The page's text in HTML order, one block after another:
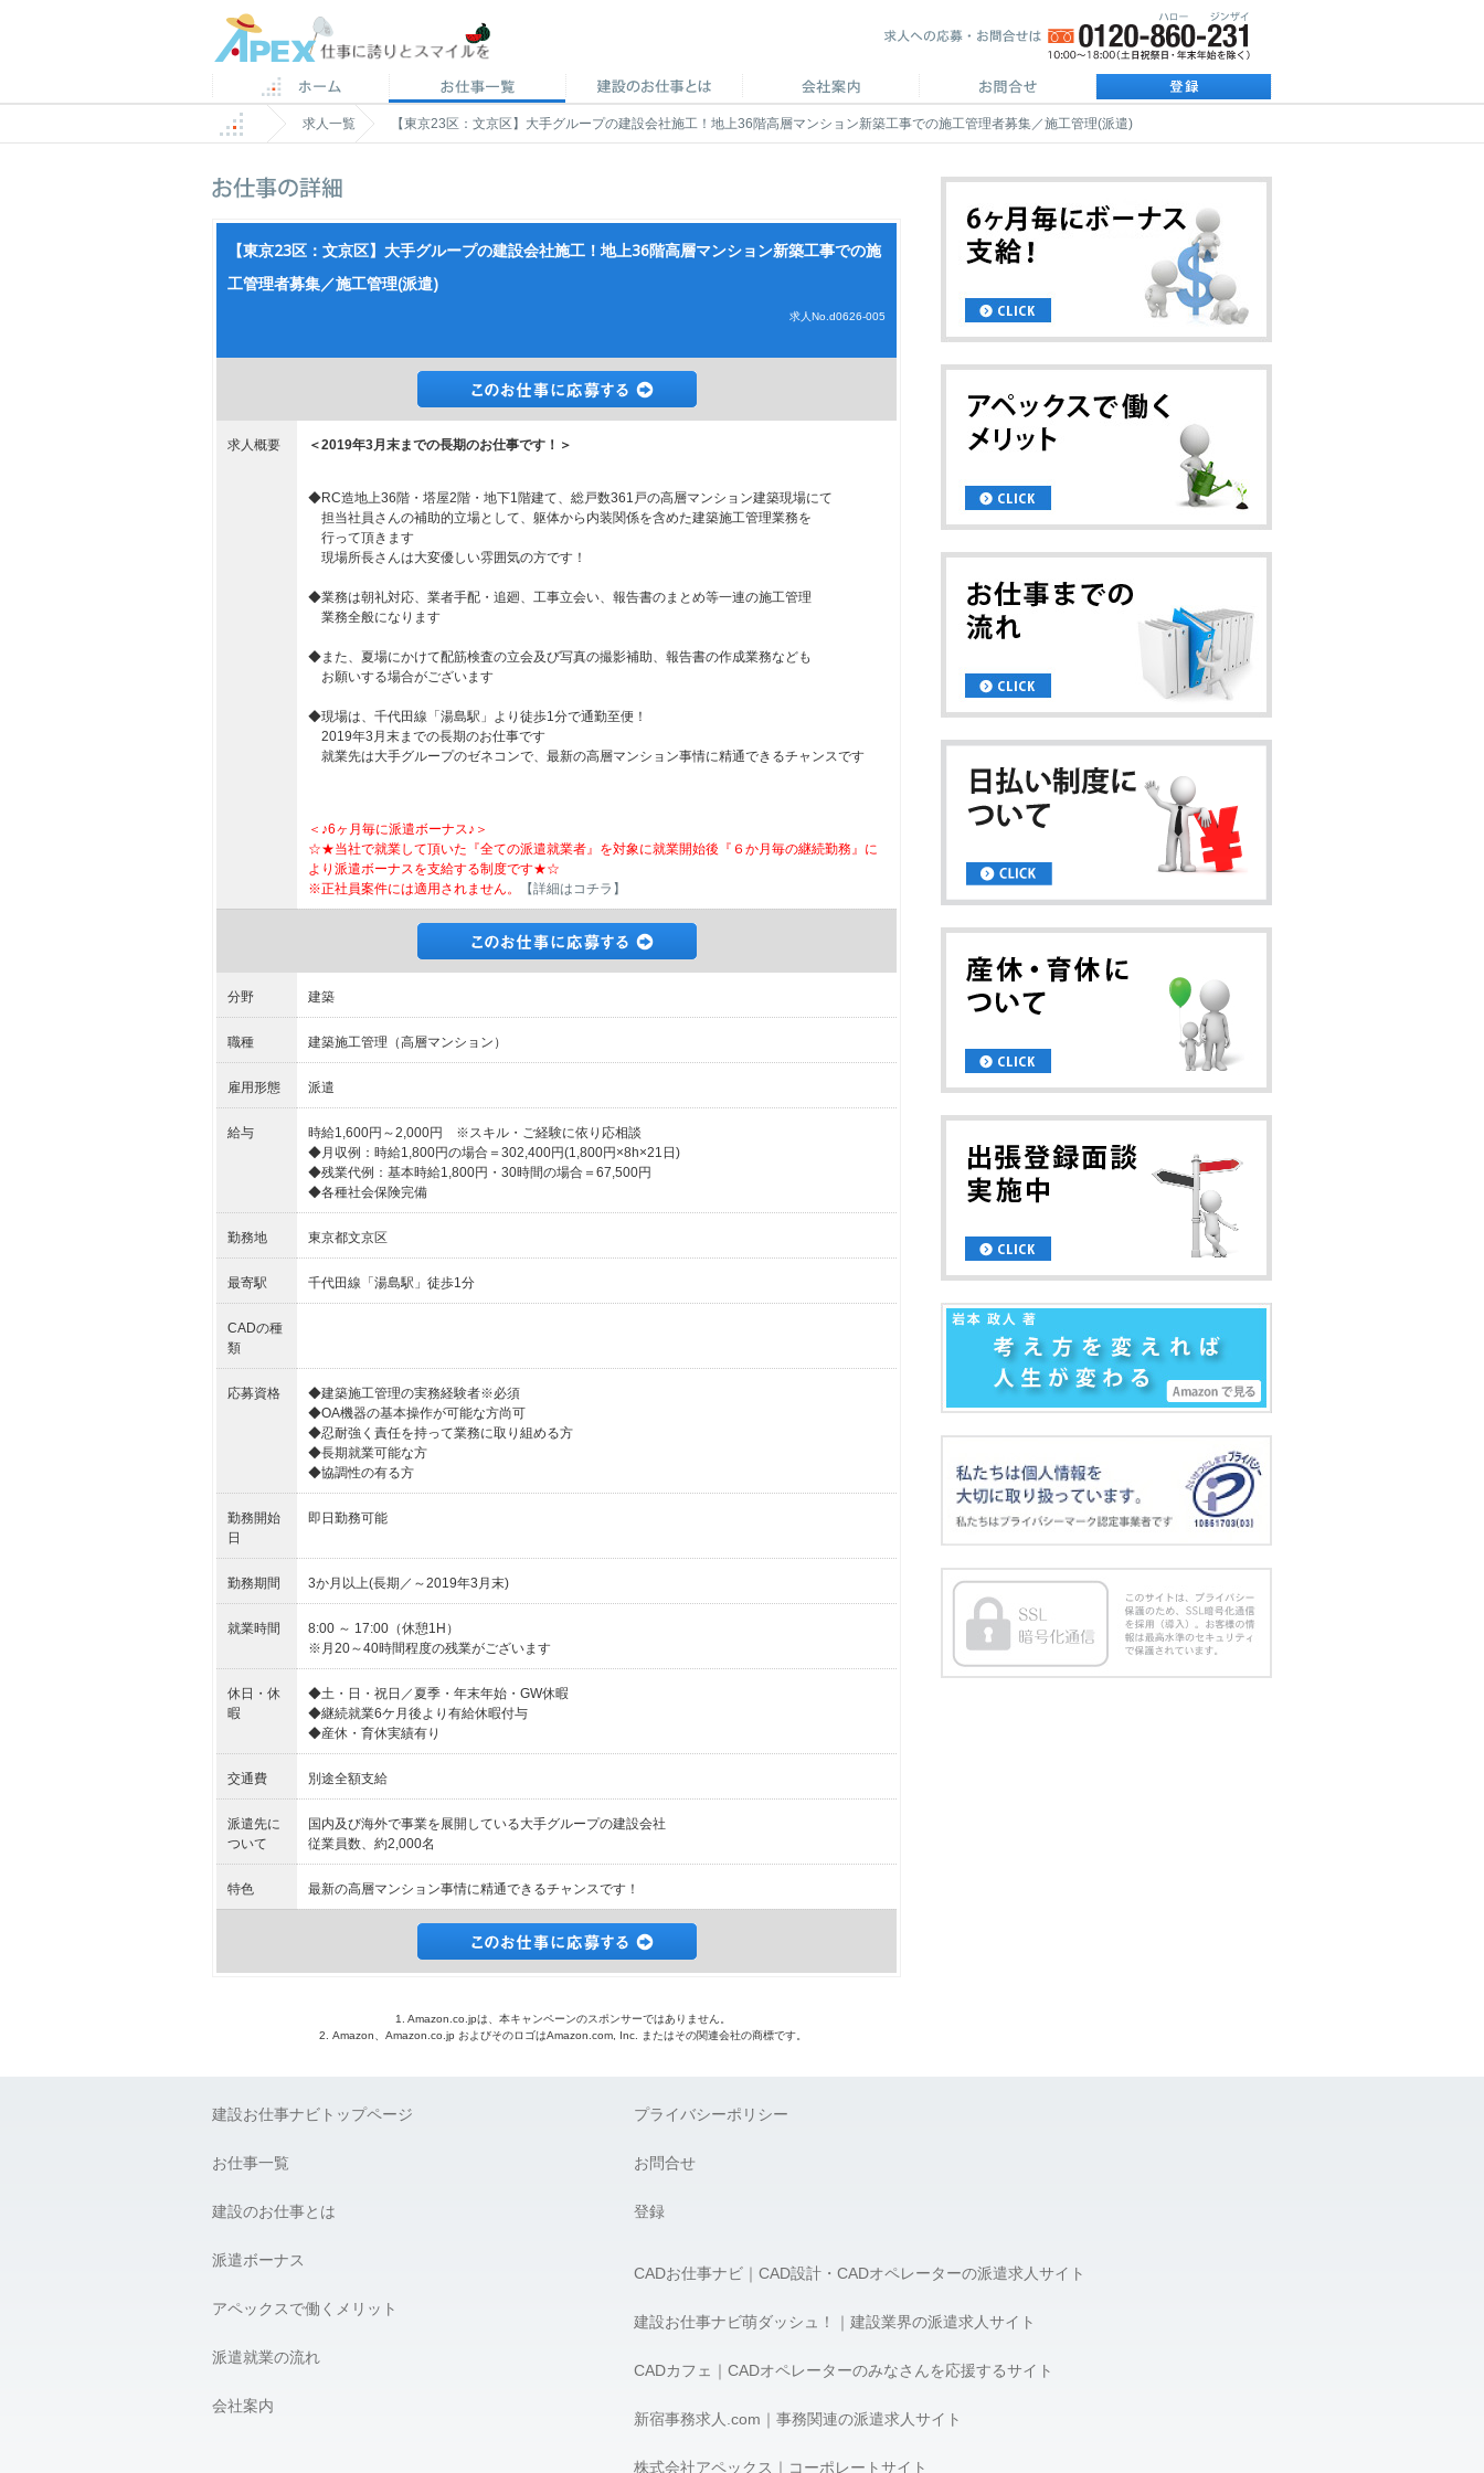
求人一覧 【東京23区：文京区】大手グループの建設会社施工！地上36階高層マンション新築工事での施工管理者募集／施工管理(派遣)
【東京23区：文京区】大手グループの建設会社施工！地上36階高層マンション新築工事での施
工管理者募集／施工管理(派遣)
求人No.d0626-005
求人概要 ＜2019年3月末までの長期のお仕事です！＞
◆RC造地上36階・塔屋2階・地下1階建て、総戸数361戸の高層マンション建築現場にて
担当社員さんの補助的立場として、躯体から内装関係を含めた建築施工管理業務を
行って頂きます
現場所長さんは大変優しい雰囲気の方です！
◆業務は朝礼対応、業者手配・追廻、工事立会い、報告書のまとめ等一連の施工管理
業務全般になります
◆また、夏場にかけて配筋検査の立会及び写真の撮影補助、報告書の作成業務なども
お願いする場合がございます
◆現場は、千代田線「湯島駅」より徒歩1分で通勤至便！
2019年3月末までの長期のお仕事です
就業先は大手グループのゼネコンで、最新の高層マンション事情に精通できるチャンスです
＜♪6ヶ月毎に派遣ボーナス♪＞
☆★当社で就業して頂いた『全ての派遣就業者』を対象に就業開始後『６か月毎の継続勤務』に
より派遣ボーナスを支給する制度です★☆
※正社員案件には適用されません。
【詳細はコチラ】
分野 建築
職種 建築施工管理（高層マンション）
雇用形態 派遣
給与
時給1,600円～2,000円 ※スキル・ご経験に依り応相談
◆月収例：時給1,800円の場合＝302,400円(1,800円×8h×21日)
◆残業代例：基本時給1,800円・30時間の場合＝67,500円
◆各種社会保険完備
勤務地 東京都文京区
最寄駅 千代田線「湯島駅」徒歩1分
CADの種
類
応募資格
◆建築施工管理の実務経験者※必須
◆OA機器の基本操作が可能な方尚可
◆忍耐強く責任を持って業務に取り組める方
◆長期就業可能な方
◆協調性の有る方
勤務開始
日
即日勤務可能
勤務期間 3か月以上(長期／～2019年3月末)
就業時間
8:00 ～ 17:00（休憩1H）
※月20～40時間程度の残業がございます
休日・休
暇
◆土・日・祝日／夏季・年末年始・GW休暇
◆継続就業6ケ月後より有給休暇付与
◆産休・育休実績有り
交通費 別途全額支給
派遣先に
ついて
国内及び海外で事業を展開している大手グループの建設会社
従業員数、約2,000名
特色 最新の高層マンション事情に精通できるチャンスです！
1. Amazon.co.jpは、本キャンペーンのスポンサーではありません。
2. Amazon、Amazon.co.jp およびそのロゴはAmazon.com, Inc. またはその関連会社の商標です。
建設お仕事ナビトップページ
お仕事一覧
建設のお仕事とは
派遣ボーナス
アペックスで働くメリット
派遣就業の流れ
会社案内
プライバシーポリシー
お問合せ
登録
CADお仕事ナビ｜CAD設計・CADオペレーターの派遣求人サイト
建設お仕事ナビ萌ダッシュ！｜建設業界の派遣求人サイト
CADカフェ｜CADオペレーターのみなさんを応援するサイト
新宿事務求人.com｜事務関連の派遣求人サイト
株式会社アペックス｜コーポレートサイト